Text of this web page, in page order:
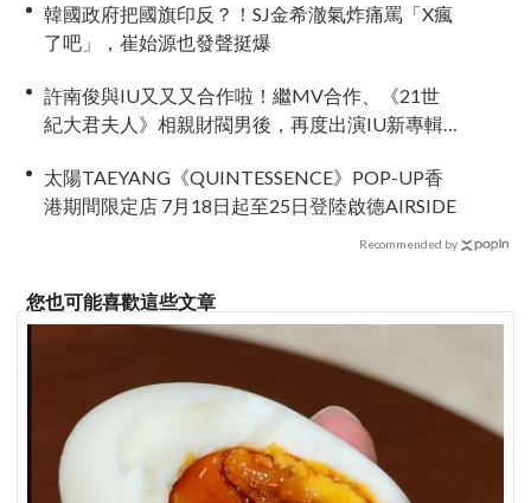
韓國政府把國旗印反？！SJ金希澈氣炸痛罵「X瘋
了吧」，崔始源也發聲挺爆
許南俊與IU又又又合作啦！繼MV合作、《21世
紀大君夫人》相親財閥男後，再度出演IU新專輯
太陽TAEYANG《QUINTESSENCE》POP-UP香
港期間限定店 7月18日起至25日登陸啟德AIRSIDE
Recommended by
您也可能喜歡這些文章